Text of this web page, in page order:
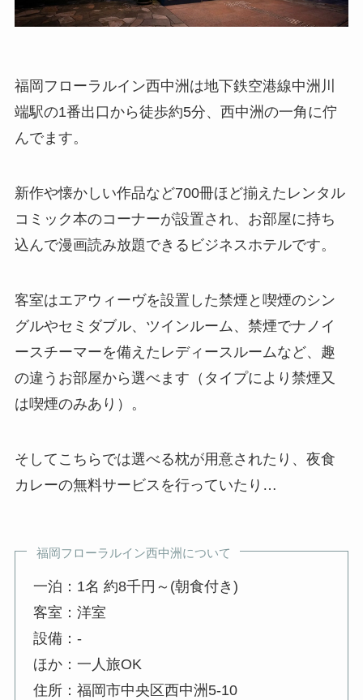
福岡フローラルイン西中洲は地下鉄空港線中洲川
端駅の1番出口から徒歩約5分、西中洲の一角に佇
んでます。
新作や懐かしい作品など700冊ほど揃えたレンタル
コミック本のコーナーが設置され、お部屋に持ち
込んで漫画読み放題できるビジネスホテルです。
客室はエアウィーヴを設置した禁煙と喫煙のシン
グルやセミダブル、ツインルーム、禁煙でナノイ
ースチーマーを備えたレディースルームなど、趣
の違うお部屋から選べます（タイプにより禁煙又
は喫煙のみあり）。
そしてこちらでは選べる枕が用意されたり、夜食
カレーの無料サービスを行っていたり…
福岡フローラルイン西中洲について
一泊：1名 約8千円～(朝食付き)
客室：洋室
設備：-
ほか：一人旅OK
住所：福岡市中央区西中洲5-10